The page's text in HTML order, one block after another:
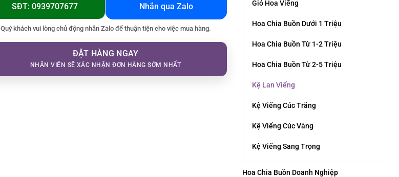
Giỏ Hoa Viếng
Hoa Chia Buồn Dưới 1 Triệu
Hoa Chia Buồn Từ 1-2 Triệu
Hoa Chia Buồn Từ 2-5 Triệu
Kệ Lan Viếng
Kệ Viếng Cúc Trắng
Kệ Viếng Cúc Vàng
Kệ Viếng Sang Trọng
Hoa Chia Buồn Doanh Nghiệp
SĐT: 0939707677 Nhắn qua Zalo
Quý khách vui lòng chủ động nhắn Zalo để thuận tiện cho việc mua hàng.
ĐẶT HÀNG NGAY
NHÂN VIÊN SẼ XÁC NHẬN ĐƠN HÀNG SỚM NHẤT